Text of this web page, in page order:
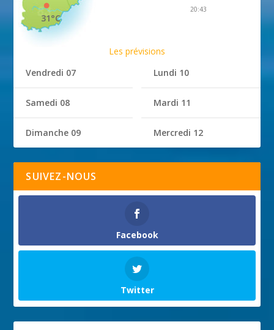
31°C
20:43
Les prévisions
Vendredi 07
Samedi 08
Dimanche 09
Lundi 10
Mardi 11
Mercredi 12
SUIVEZ-NOUS
Facebook
Twitter